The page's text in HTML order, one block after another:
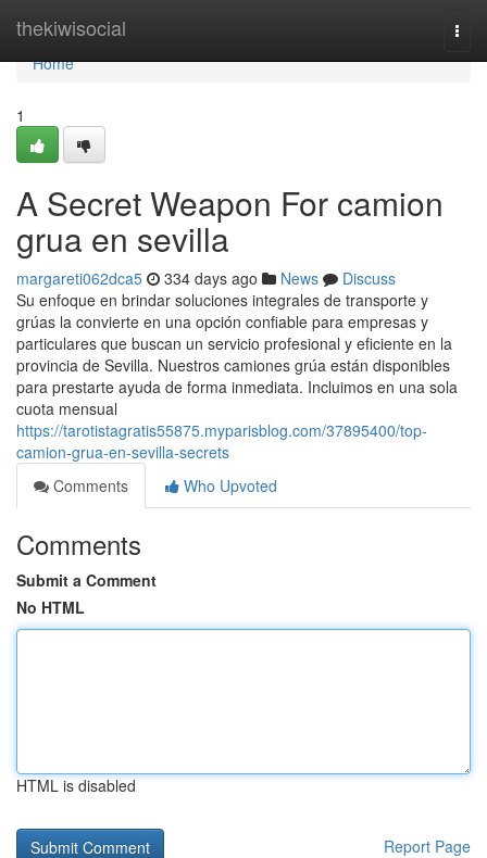
thekiwisocial
Home
Home
1
A Secret Weapon For camion
grua en sevilla
margareti062dca5 334 days ago News
Discuss
Su enfoque en brindar soluciones integrales de transporte y
grúas la convierte en una opción confiable para empresas y
particulares que buscan un servicio profesional y eficiente en la
provincia de Sevilla. Nuestros camiones grúa están disponibles
para prestarte ayuda de forma inmediata. Incluimos en una sola
cuota mensual
https://tarotistagratis55875.myparisblog.com/37895400/top-
camion-grua-en-sevilla-secrets
Comments
Who Upvoted
Comments
Submit a Comment
No HTML
HTML is disabled
Report Page